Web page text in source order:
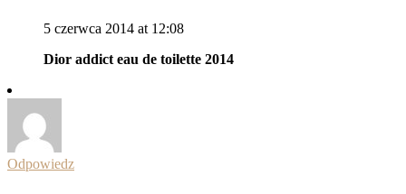
5 czerwca 2014 at 12:08
Dior addict eau de toilette 2014
Odpowiedz